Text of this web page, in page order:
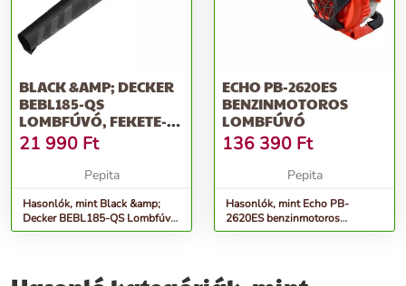
BLACK &AMP; DECKER
BEBL185-QS
LOMBFÚVÓ, FEKETE-
NARANCSSÁRGA
21 990 Ft
Pepita
Hasonlók, mint Black &amp;
Decker BEBL185-QS Lombfúvó,
Fekete-Narancssárga
ECHO PB-2620ES
BENZINMOTOROS
LOMBFÚVÓ
136 390 Ft
Pepita
Hasonlók, mint Echo PB-
2620ES benzinmotoros
lombfúvó